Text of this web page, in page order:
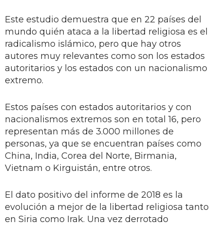
Este estudio demuestra que en 22 países del
mundo quién ataca a la libertad religiosa es el
radicalismo islámico, pero que hay otros
autores muy relevantes como son los estados
autoritarios y los estados con un nacionalismo
extremo.
Estos países con estados autoritarios y con
nacionalismos extremos son en total 16, pero
representan más de 3.000 millones de
personas, ya que se encuentran países como
China, India, Corea del Norte, Birmania,
Vietnam o Kirguistán, entre otros.
El dato positivo del informe de 2018 es la
evolución a mejor de la libertad religiosa tanto
en Siria como Irak. Una vez derrotado